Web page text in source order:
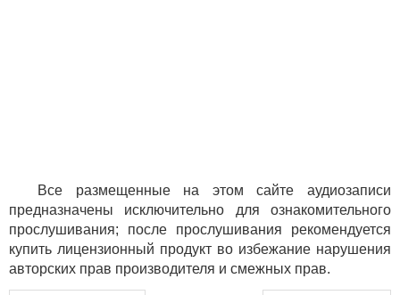
Все размещенные на этом сайте аудиозаписи
предназначены исключительно для ознакомительного
прослушивания; после прослушивания рекомендуется
купить лицензионный продукт во избежание нарушения
авторских прав производителя и смежных прав.